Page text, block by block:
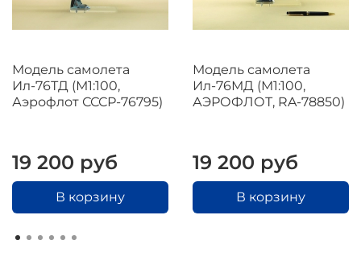
Модель самолета
Ил-76ТД (М1:100,
Аэрофлот СССР-76795)
19 200 руб
В корзину
Модель самолета
Ил-76МД (М1:100,
АЭРОФЛОТ, RA-78850)
19 200 руб
В корзину